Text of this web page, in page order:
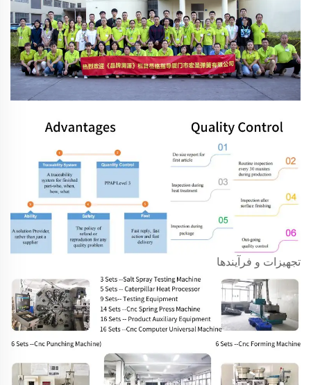
تجهیزات و فرآیندها